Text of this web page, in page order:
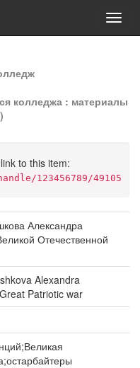
колледжа : материалы
to this item:
123456789/49105
Александра
Отечественной
Alexandra
Patriotic war